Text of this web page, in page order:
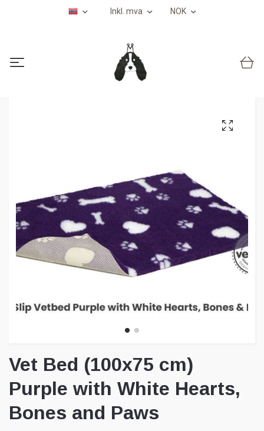
Inkl. mva NOK
Vet Bed (100x75 cm)
Purple with White Hearts,
Bones and Paws